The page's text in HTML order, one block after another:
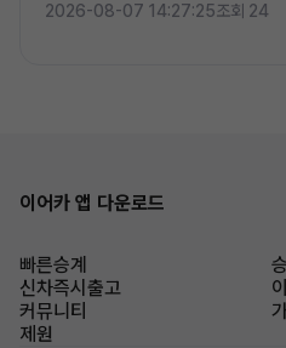
2026-08-07 14:27:25조회 24
이어카 앱 다운로드
빠른승계
신차즉시출고
커뮤니티
제원